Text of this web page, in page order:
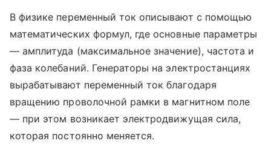
В физике переменный ток описывают с помощью
математических формул, где основные параметры
— амплитуда (максимальное значение), частота и
фаза колебаний. Генераторы на электростанциях
вырабатывают переменный ток благодаря
вращению проволочной рамки в магнитном поле
— при этом возникает электродвижущая сила,
которая постоянно меняется.